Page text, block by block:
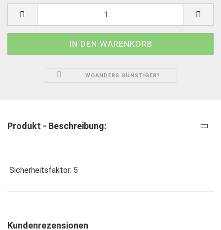
WOANDERS GÜNSTIGER?
Produkt - Beschreibung:
Sicherheitsfaktor: 5
Kundenrezensionen